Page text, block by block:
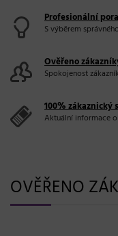
Profesionální
S výběrem
Ověřeno
Spokojenost
100% zákaznický
Aktuální informace
OVĚŘENO